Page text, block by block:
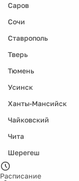
Саров
Сочи
Ставрополь
Тверь
Тюмень
Усинск
Ханты-Мансийск
Чайковский
Чита
Шерегеш
Расписание